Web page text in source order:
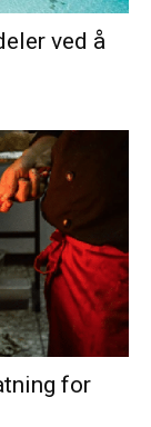
ved å
for